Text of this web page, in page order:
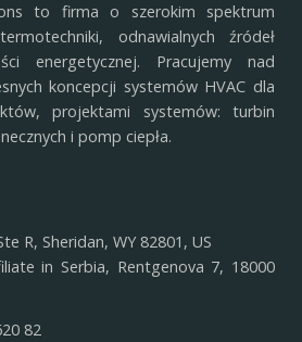
to firma o szerokim spektrum
odnawialnych źródeł
energetycznej.
Pracujemy nad
koncepcji systemów HVAC dla
projektami systemów: turbin
i pomp ciepła.
R, Sheridan, WY 82801, US
in Serbia, Rentgenova 7, 18000
82